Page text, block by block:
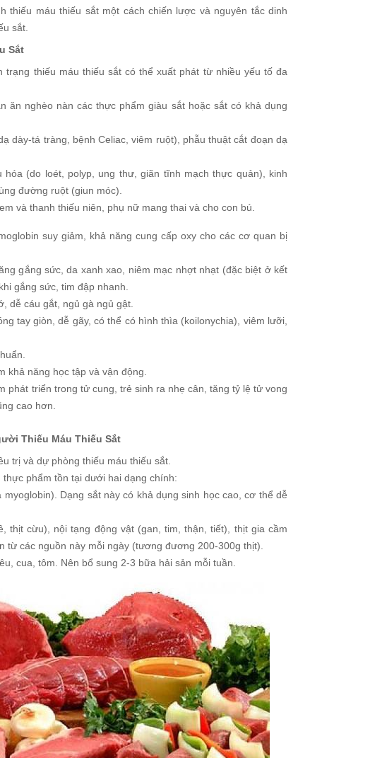
thiếu máu thiếu sắt một cách chiến lược và nguyên tắc dinh
sắt.
Sắt
trạng thiếu máu thiếu sắt có thể xuất phát từ nhiều yếu tố đa
ăn nghèo nàn các thực phẩm giàu sắt hoặc sắt có khả dụng
dày-tá tràng, bệnh Celiac, viêm ruột), phẫu thuật cắt đoạn dạ
hóa (do loét, polyp, ung thư, giãn tĩnh mạch thực quản), kinh
đường ruột (giun móc).
và thanh thiếu niên, phụ nữ mang thai và cho con bú.
suy giảm, khả năng cung cấp oxy cho các cơ quan bị
gắng sức, da xanh xao, niêm mạc nhợt nhạt (đặc biệt ở kết
gắng sức, tim đập nhanh.
dễ cáu gắt, ngủ gà ngủ gật.
tay giòn, dễ gãy, có thể có hình thìa (koilonychia), viêm lưỡi,
khả năng học tập và vận động.
phát triển trong tử cung, trẻ sinh ra nhẹ cân, tăng tỷ lệ tử vong
cao hơn.
Thiếu Máu Thiếu Sắt
trị và dự phòng thiếu máu thiếu sắt.
thực phẩm tồn tại dưới hai dạng chính:
Dạng sắt này có khả dụng sinh học cao, cơ thể dễ
thịt cừu), nội tạng động vật (gan, tim, thận, tiết), thịt gia cầm
từ các nguồn này mỗi ngày (tương đương 200-300g thịt).
cua, tôm. Nên bổ sung 2-3 bữa hải sản mỗi tuần.